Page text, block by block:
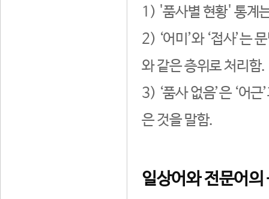
1) '품사별 현황' 통계
2) ‘어미’와 ‘접사’는
와 같은 층위로 처리함.
3) ‘품사 없음’은 ‘어
은 것을 말함.
일상어와 전문어의